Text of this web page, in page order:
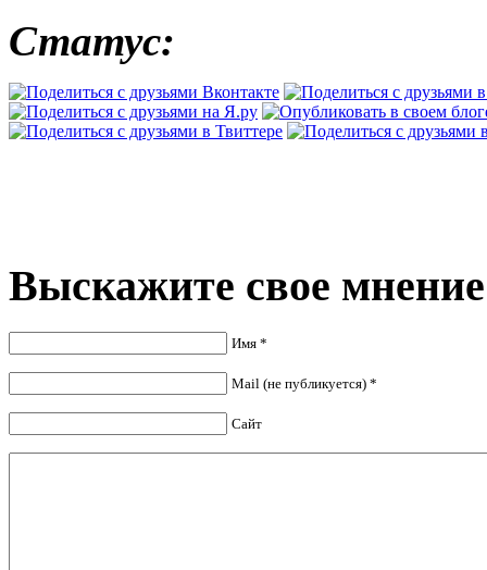
Статус:
Выскажите свое мнение
Имя *
Mail (не публикуется) *
Сайт